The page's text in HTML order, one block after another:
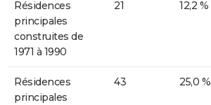
Résidences
principales
construites de
1971 à 1990
21 12,2 %
Résidences
principales
43 25,0 %